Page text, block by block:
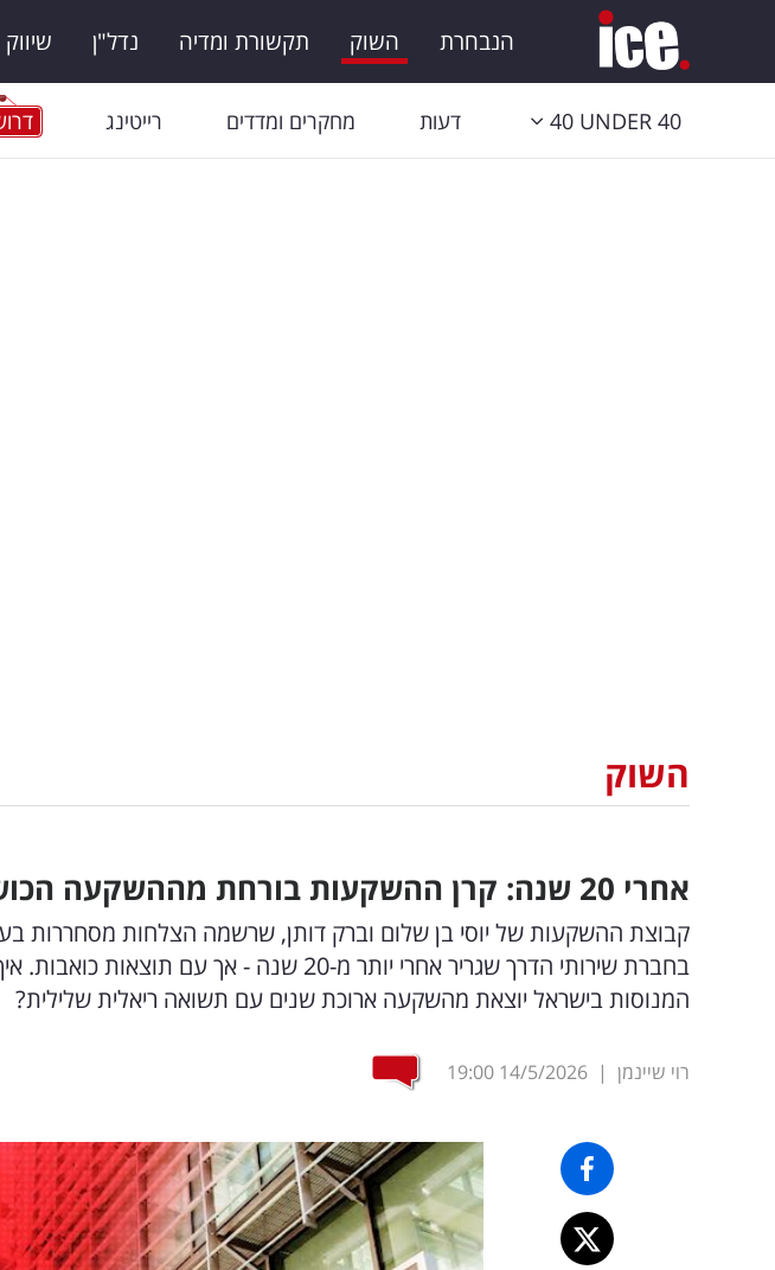
הנבחרת השוק תקשורת ומדיה נדל"ן
40 UNDER 40 דעות מחקרים ומדדים רייטינג
השוק
אחרי 20 שנה: קרן ההשקעות בורחת מההשקעה הכושלת בבורסה
קבוצת ההשקעות של יוסי בן שלום וברק דותן, שרשמה הצלחות מסחררות
בחברת שירותי הדרך שגריר אחרי יותר מ-20 שנה -
המנוסות בישראל יוצאת מהשקעה ארוכת שנים עם תשואה ריאלית שלילית?
רוי שיינמן |
14/5/2026
19:00